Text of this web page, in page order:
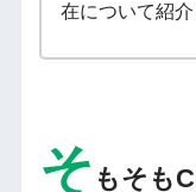
在について紹介
そ もそも